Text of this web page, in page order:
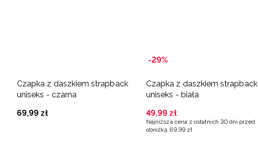
Czapka z daszkiem strapback
uniseks - czarna
69,99 zł
-29%
Czapka z daszkiem strapback
uniseks - biała
49,99 zł
Najniższa cena z ostatnich 30 dni przed
obniżką 69,99 zł